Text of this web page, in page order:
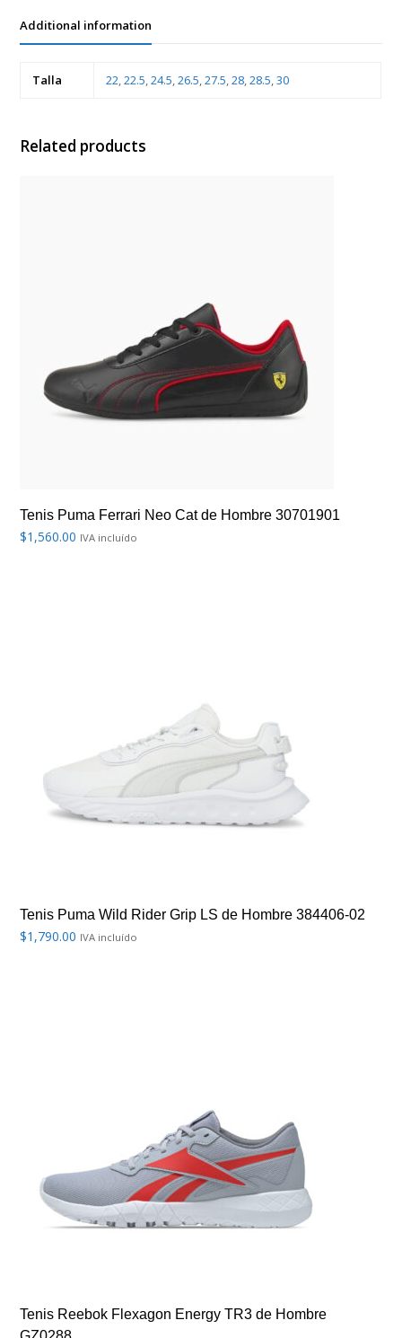
Additional information
Talla 22,22.5,24.5,26.5,27.5,28,28.5,30
Related products
Tenis Puma Ferrari Neo Cat de Hombre 30701901
$1,560.00 IVA incluído
Tenis Puma Wild Rider Grip LS de Hombre 384406-02
$1,790.00 IVA incluído
Tenis Reebok Flexagon Energy TR3 de Hombre